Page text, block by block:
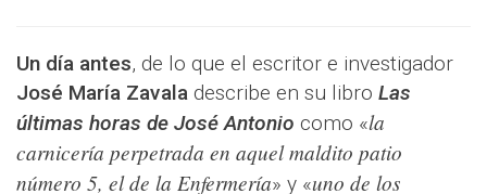
Un día antes, de lo que el escritor e investigador
José María Zavala describe en su libro Las
últimas horas de José Antonio como «la
carnicería perpetrada en aquel maldito patio
número 5, el de la Enfermería» y «uno de los